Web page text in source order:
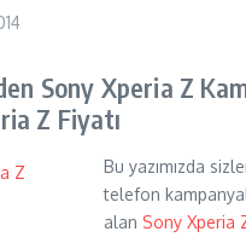
Sony Xperia Z
Z Fiyatı
Bu yazımızda
telefon
alan Sony Xperia